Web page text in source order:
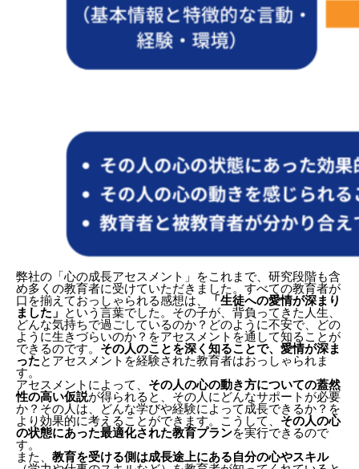
弊社の「心の成長アセスメント」をこれまで、研究段階も含
め多くの教育者に受けていただきました。すべての教育者が
口を揃えておっしゃられる感想は、
「生徒への愛情が深まり
ました」 という言葉でした。その子が、背負ってきた人生、
どんな気持ちで過ごしているのか？どのように不安で、どの
ように生きづらいのか？をアセスメントを通して知ることが
できるのです。 その人のことを深く知ることで、愛情が深ま
ったとアセスメントを経験された教育者はおっしゃられま
す。
アセスメントによって、 その人の心の動き方についての蓋然
性の高い仮説が得られると、その人にどんなサポートが必要
か？その人は、どんな学びや経験によって成長できるか？を
より効果的に考えることができます。こうして、 その人の心
の状態にあった最適化された教育プランを実行できるので
す。
また、 教育を受ける側は成長途上にある自分の心やスキル